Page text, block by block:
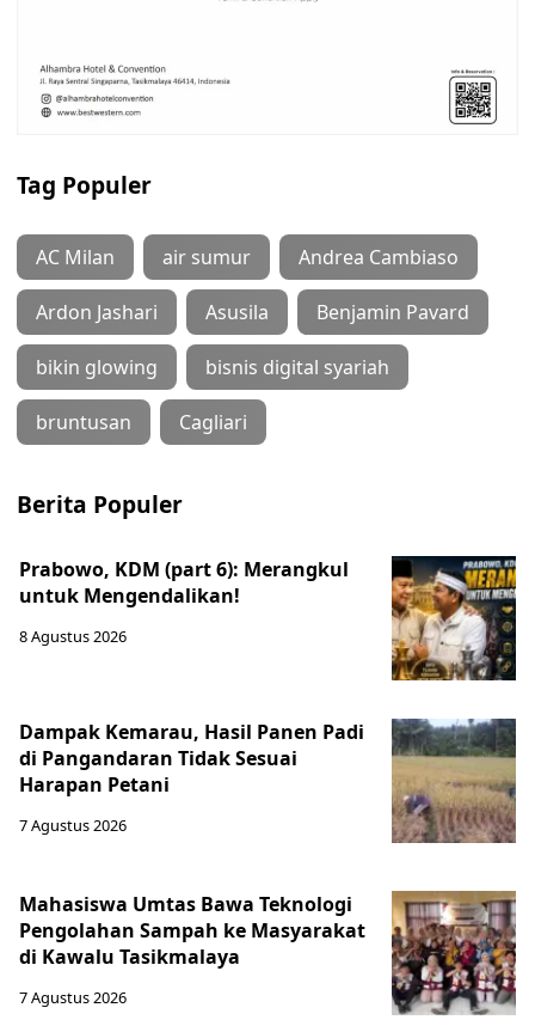
Tag Populer
AC Milan air sumur Andrea Cambiaso
Ardon Jashari Asusila Benjamin Pavard
bikin glowing bisnis digital syariah
bruntusan Cagliari
Berita Populer
Prabowo, KDM (part 6): Merangkul
untuk Mengendalikan!
8 Agustus 2026
Dampak Kemarau, Hasil Panen Padi
di Pangandaran Tidak Sesuai
Harapan Petani
7 Agustus 2026
Mahasiswa Umtas Bawa Teknologi
Pengolahan Sampah ke Masyarakat
di Kawalu Tasikmalaya
7 Agustus 2026